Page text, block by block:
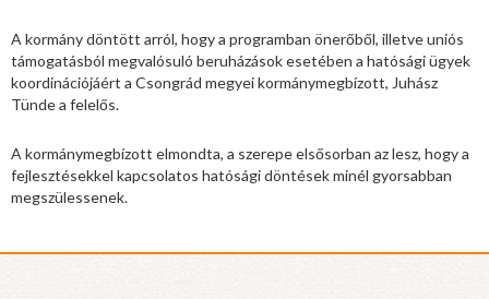
A kormány döntött arról, hogy a programban önerőből, illetve uniós
támogatásból megvalósuló beruházások esetében a hatósági ügyek
koordinációjáért a Csongrád megyei kormánymegbízott, Juhász
Tünde a felelős.
A kormánymegbízott elmondta, a szerepe elsősorban az lesz, hogy a
fejlesztésekkel kapcsolatos hatósági döntések minél gyorsabban
megszülessenek.